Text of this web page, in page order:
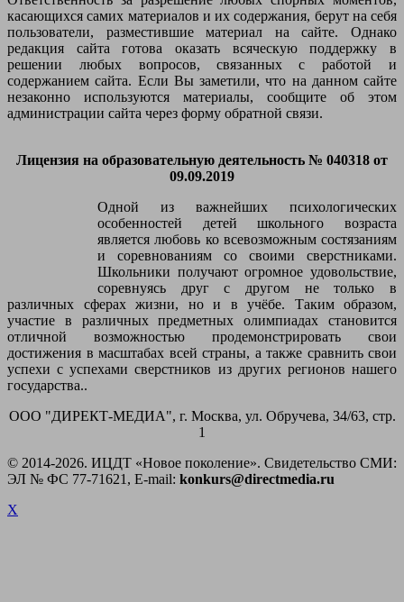
касающихся самих материалов и их содержания, берут на себя
пользователи, разместившие материал на сайте. Однако
редакция сайта готова оказать всяческую поддержку в
решении любых вопросов, связанных с работой и
содержанием сайта. Если Вы заметили, что на данном сайте
незаконно используются материалы, сообщите об этом
администрации сайта через форму обратной связи.
Лицензия на образовательную деятельность № 040318 от
09.09.2019
Одной из важнейших психологических
особенностей детей школьного возраста
является любовь ко всевозможным состязаниям
и соревнованиям со своими сверстниками.
Школьники получают огромное удовольствие,
соревнуясь друг с другом не только в
различных сферах жизни, но и в учёбе. Таким образом,
участие в различных предметных олимпиадах становится
отличной возможностью продемонстрировать свои
достижения в масштабах всей страны, а также сравнить свои
успехи с успехами сверстников из других регионов нашего
государства..
ООО "ДИРЕКТ-МЕДИА", г. Москва, ул. Обручева, 34/63, стр.
1
© 2014-2026. ИЦДТ «Новое поколение». Свидетельство СМИ:
ЭЛ № ФС 77-71621, E-mail: konkurs@directmedia.ru
X